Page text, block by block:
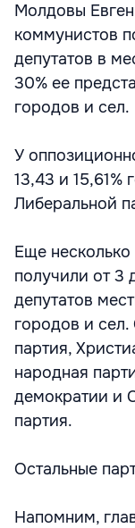
Молдовы
коммунистов
депутатов в
30% ее
городов и сел.
У
13,43 и 15,61%
Либеральной
Еще
получили от 3
депутатов
городов и
партия,
народная
демократии и
партия.
Остальные
Напомним,